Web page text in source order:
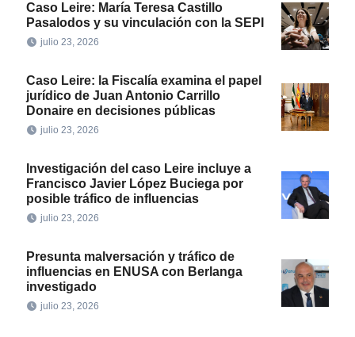
Caso Leire: María Teresa Castillo
Pasalodos y su vinculación con la SEPI
julio 23, 2026
Caso Leire: la Fiscalía examina el papel
jurídico de Juan Antonio Carrillo
Donaire en decisiones públicas
julio 23, 2026
Investigación del caso Leire incluye a
Francisco Javier López Buciega por
posible tráfico de influencias
julio 23, 2026
Presunta malversación y tráfico de
influencias en ENUSA con Berlanga
investigado
julio 23, 2026